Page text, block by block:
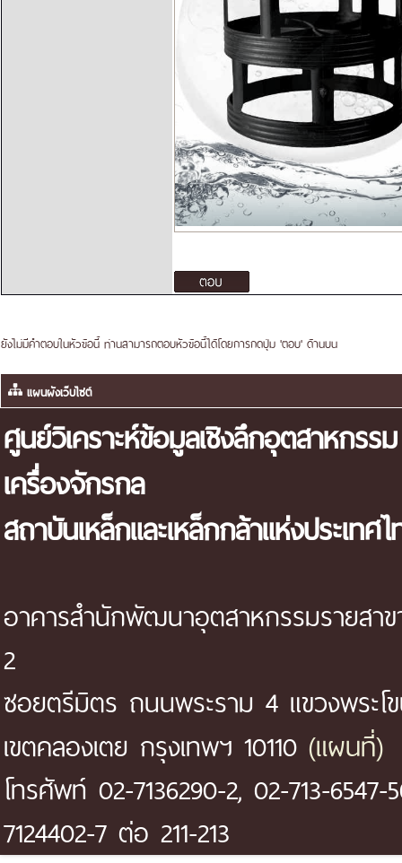
ยังไม่มีคำตอบในหัวข้อนี้ ท่านสามารถตอบหัวข้อนี้ได้โดยการกดปุ่ม 'ตอบ' ด้านบน
แผนผังเว็บไซต์
ศูนย์วิเคราะห์ข้อมูลเชิงลึกอุตสาหกรรม
เครื่องจักรกล
สถาบันเหล็กและเหล็กกล้าแห่งประเทศ
อาคารสำนักพัฒนาอุตสาหกรรมรายสา
2
ซอยตรีมิตร ถนนพระราม 4 แขวงพระโ
เขตคลองเตย กรุงเทพฯ 10110 (แผนที่)
โทรศัพท์ 02-7136290-2, 02-713-6547-
7124402-7 ต่อ 211-213